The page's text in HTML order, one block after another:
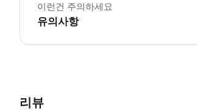
이런건 주의하세요
유의사항
리뷰